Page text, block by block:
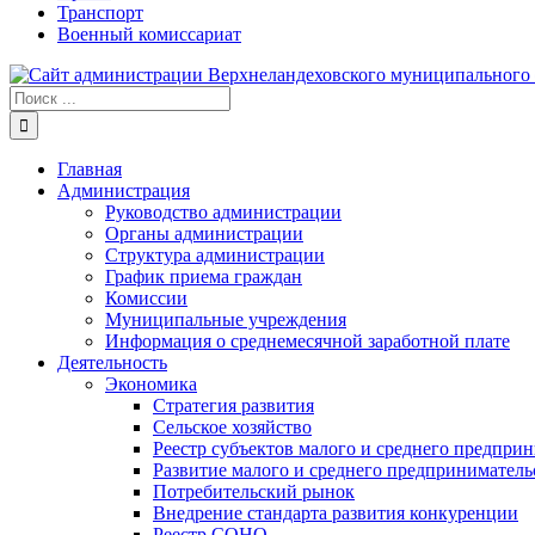
Транспорт
Военный комиссариат
Результат
поиска:
Главная
Администрация
Руководство администрации
Органы администрации
Структура администрации
График приема граждан
Комиссии
Муниципальные учреждения
Информация о среднемесячной заработной плате
Деятельность
Экономика
Стратегия развития
Сельское хозяйство
Реестр субъектов малого и среднего
Развитие малого и среднего
Потребительский рынок
Внедрение стандарта развития конкуренции